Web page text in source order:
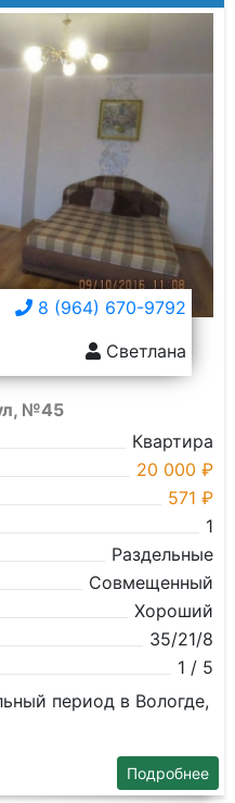
8 (964) 670-9792
Светлана
№45
Квартира
20 000 ₽
571 ₽
1
Раздельные
Совмещенный
Хороший
35/21/8
1 / 5
период в Вологде,
Подробнее